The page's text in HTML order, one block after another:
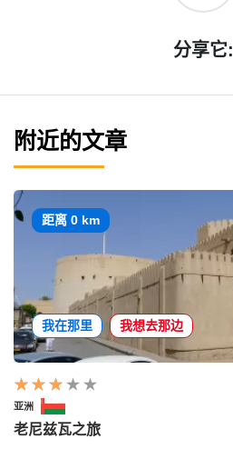
分享它:
附近的文章
距离 0 km
我在那里 我想去那边
亚洲
老尼兹瓦之旅